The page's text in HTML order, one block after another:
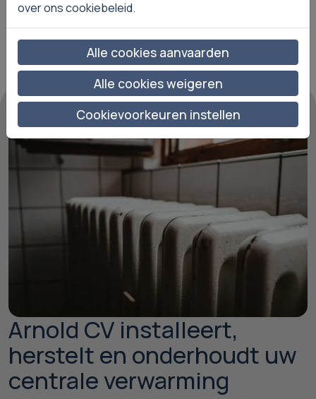
Arnold CV installeert,
herstelt en onderhoudt uw
centrale verwarming
over ons cookiebeleid.
Alle cookies aanvaarden
Alle cookies weigeren
Cookievoorkeuren instellen